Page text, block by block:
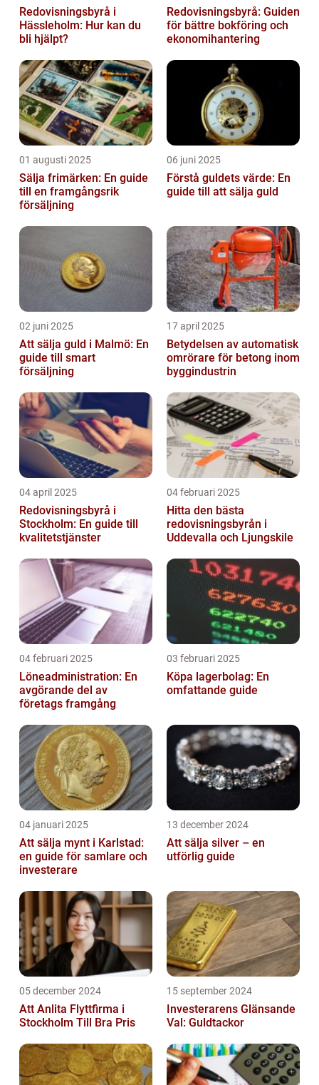
Redovisningsbyrå i
Hässleholm: Hur kan du
bli hjälpt?
Redovisningsbyrå: Guiden
för bättre bokföring och
ekonomihantering
01 augusti 2025
Sälja frimärken: En guide
till en framgångsrik
försäljning
06 juni 2025
Förstå guldets värde: En
guide till att sälja guld
02 juni 2025
Att sälja guld i Malmö: En
guide till smart
försäljning
17 april 2025
Betydelsen av automatisk
omrörare för betong inom
byggindustrin
04 april 2025
Redovisningsbyrå i
Stockholm: En guide till
kvalitetstjänster
04 februari 2025
Hitta den bästa
redovisningsbyrån i
Uddevalla och Ljungskile
04 februari 2025
Löneadministration: En
avgörande del av
företags framgång
03 februari 2025
Köpa lagerbolag: En
omfattande guide
04 januari 2025
Att sälja mynt i Karlstad:
en guide för samlare och
investerare
13 december 2024
Att sälja silver – en
utförlig guide
05 december 2024
Att Anlita Flyttfirma i
Stockholm Till Bra Pris
15 september 2024
Investerarens Glänsande
Val: Guldtackor